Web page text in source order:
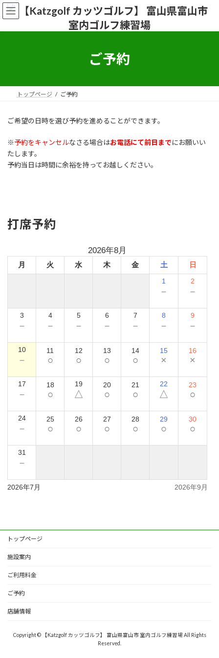
コ
ン
ン
ナ
ビ
ー
ご予約
トップページ ご予約
ご希望の日時を選び予約を進めることができます。
※予約をキャンセルなさる場合はお電話にて前日までにお願いい
たします。
予約当日は時間に余裕を持ってお越しください。
打席予約
2026年8月
月 火 水 木 金 土 日
1
－
2
－
3
－
4
－
5
－
6
－
7
－
8
－
9
－
10
－
11
○
12
○
13
○
14
○
15
×
16
×
17
－
18
○
19
△
20
○
21
○
22
△
23
○
24
－
25
○
26
○
27
○
28
○
29
○
30
○
31
－
2026年7月 2026年9月
トップページ
施設案内
ご利用料金
ご予約
店舗情報
Copyright © 【Katzgolf カッツゴルフ】 富山県富山市 室内ゴルフ練習場 All Rights
Reserved.